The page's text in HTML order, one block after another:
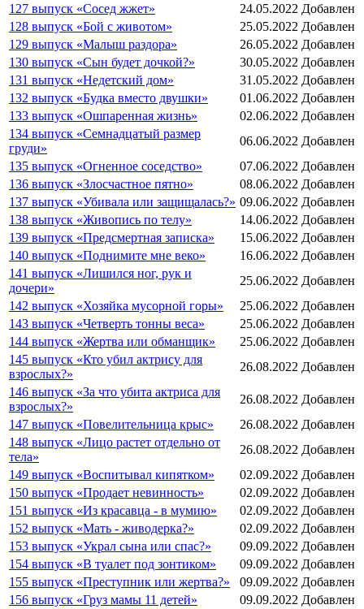
127 выпуск «Сосед жжет»
24.05.2022 Добавлен
128 выпуск «Бой с животом»
25.05.2022 Добавлен
129 выпуск «Малыш раздора»
26.05.2022 Добавлен
130 выпуск «Сын будет дочкой?»
30.05.2022 Добавлен
131 выпуск «Недетский дом»
31.05.2022 Добавлен
132 выпуск «Будка вместо двушки»
01.06.2022 Добавлен
133 выпуск «Ошпаренная жизнь»
02.06.2022 Добавлен
134 выпуск «Семнадцатый размер
груди»
06.06.2022 Добавлен
135 выпуск «Огненное соседство»
07.06.2022 Добавлен
136 выпуск «Злосчастное пятно»
08.06.2022 Добавлен
137 выпуск «Убивала или защищалась?» 09.06.2022 Добавлен
138 выпуск «Живопись по телу»
14.06.2022 Добавлен
139 выпуск «Предсмертная записка»
15.06.2022 Добавлен
140 выпуск «Поднимите мне веко»
16.06.2022 Добавлен
141 выпуск «Лишился ног, рук и
дочери»
25.06.2022 Добавлен
142 выпуск «Хозяйка мусорной горы»
25.06.2022 Добавлен
143 выпуск «Четверть тонны веса»
25.06.2022 Добавлен
144 выпуск «Жертва или обманщик»
25.06.2022 Добавлен
145 выпуск «Кто убил актрису для
взрослых?»
26.08.2022 Добавлен
146 выпуск «За что убита актриса для
взрослых?»
26.08.2022 Добавлен
147 выпуск «Повелительница крыс»
26.08.2022 Добавлен
148 выпуск «Лицо растет отдельно от
тела»
26.08.2022 Добавлен
149 выпуск «Воспитывал кипятком»
02.09.2022 Добавлен
150 выпуск «Продает невинность»
02.09.2022 Добавлен
151 выпуск «Из красавца - в мумию»
02.09.2022 Добавлен
152 выпуск «Мать - живодерка?»
02.09.2022 Добавлен
153 выпуск «Украл сына или спас?»
09.09.2022 Добавлен
154 выпуск «В туалет под зонтиком»
09.09.2022 Добавлен
155 выпуск «Преступник или жертва?»
09.09.2022 Добавлен
156 выпуск «Груз мамы 11 детей»
09.09.2022 Добавлен